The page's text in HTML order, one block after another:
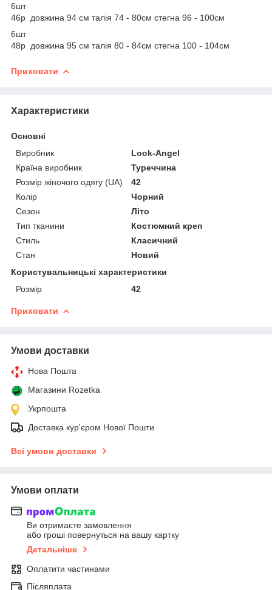
6шт
46р довжина 94 см талія 74 - 80см стегна 96 - 100см
6шт
48р довжина 95 см талія 80 - 84см стегна 100 - 104см
Приховати
Характеристики
Основні
Виробник
Look-Angel
Країна виробник
Туреччина
Розмір жіночого одягу (UA)
42
Колір
Чорний
Сезон
Літо
Тип тканини
Костюмний креп
Стиль
Класичний
Стан
Новий
Користувальницькі характеристики
Розмір
42
Приховати
Умови доставки
Нова Пошта
Магазини Rozetka
Укрпошта
Доставка кур'єром Нової Пошти
Всі умови доставки
Умови оплати
Ви отримаєте замовлення
або гроші повернуться на вашу картку
Детальніше
Оплатити частинами
Післяплата